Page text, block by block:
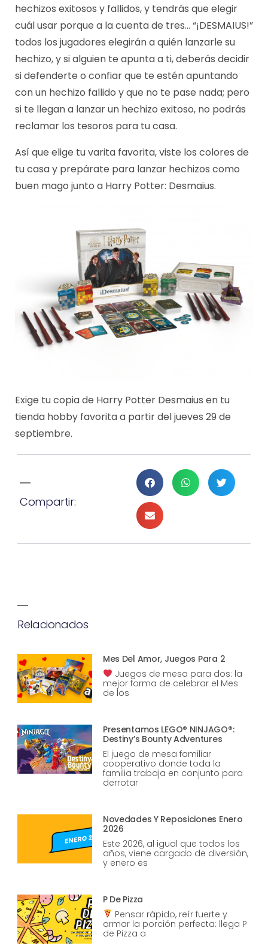
hechizos exitosos y fallidos, y tendrás que elegir
cuál usar porque a la cuenta de tres… “¡DESMAIUS!”
todos los jugadores elegirán a quién lanzarle su
hechizo, y si alguien te apunta a ti, deberás decidir
si defenderte o confiar que te estén apuntando
con un hechizo fallido y que no te pase nada; pero
si te llegan a lanzar un hechizo exitoso, no podrás
reclamar los tesoros para tu casa.
Así que elige tu varita favorita, viste los colores de
tu casa y prepárate para lanzar hechizos como
buen mago junto a Harry Potter: Desmaius.
Exige tu copia de Harry Potter Desmaius en tu
tienda hobby favorita a partir del jueves 29 de
septiembre.
Compartir:
Relacionados
Mes Del Amor, Juegos Para 2
Juegos de mesa para dos: la
mejor forma de celebrar el Mes
de los
Presentamos LEGO® NINJAGO®:
Destiny’s Bounty Adventures
El juego de mesa familiar
cooperativo donde toda la
familia trabaja en conjunto para
derrotar
Novedades Y Reposiciones Enero
2026
Este 2026, al igual que todos los
años, viene cargado de diversión,
y enero es
P De Pizza
Pensar rápido, reír fuerte y
armar la porción perfecta: llega P
de Pizza a